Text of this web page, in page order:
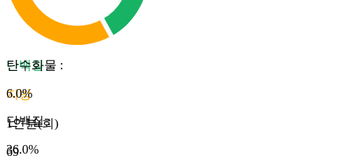
단백질
지방
1인분(회)
69
탄수화물 :
6.0%
단백질:
36.0%